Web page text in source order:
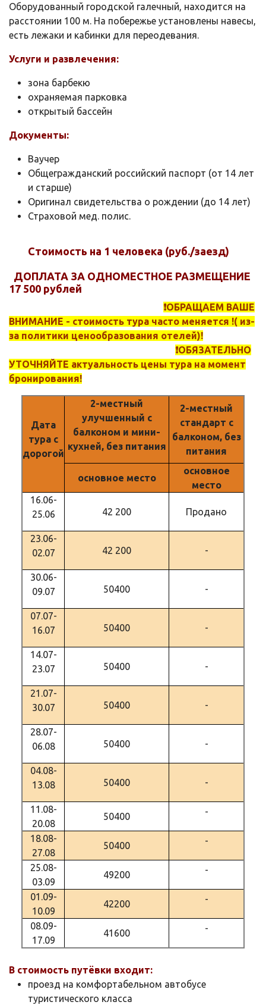
Оборудованный городской галечный, находится на
расстоянии 100 м. На побережье установлены навесы,
есть лежаки и кабинки для переодевания.
Услуги и развлечения:
зона барбекю
охраняемая парковка
открытый бассейн
Документы:
Ваучер
Общегражданский российский паспорт (от 14 лет
и старше)
Оригинал свидетельства о рождении (до 14 лет)
Страховой мед. полис.
Стоимость на 1 человека (руб./заезд)
ДОПЛАТА ЗА ОДНОМЕСТНОЕ РАЗМЕЩЕНИЕ
17 500 рублей
❗️ОБРАЩАЕМ ВАШЕ
ВНИМАНИЕ - стоимость тура часто меняется !( из-
за политики ценообразования отелей)!
❗️ОБЯЗАТЕЛЬНО
УТОЧНЯЙТЕ актуальность цены тура на момент
бронирования!
Дата
тура с
дорогой
2-местный
улучшенный с
балконом и мини-
кухней, без питания
2-местный
стандарт с
балконом, без
питания
основное место
основное
место
16.06-
25.06
42 200 Продано
23.06-
02.07
42 200 -
30.06-
09.07
50400 -
07.07-
16.07
50400 -
14.07-
23.07
50400 -
21.07-
30.07
50400 -
28.07-
06.08
50400 -
04.08-
13.08
50400 -
11.08-
20.08
50400 -
18.08-
27.08
50400 -
25.08-
03.09
49200 -
01.09-
10.09
42200 -
08.09-
17.09
41600 -
В стоимость путёвки входит:
проезд на комфортабельном автобусе
туристического класса